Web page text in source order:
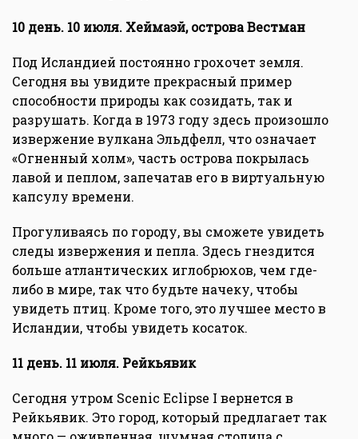
10 день. 10 июля. Хеймаэй, острова Вестман
Под Исландией постоянно грохочет земля.
Сегодня вы увидите прекрасный пример
способности природы как созидать, так и
разрушать. Когда в 1973 году здесь произошло
извержение вулкана Эльдфелл, что означает
«Огненный холм», часть острова покрылась
лавой и пеплом, запечатав его в виртуальную
капсулу времени.
Прогуливаясь по городу, вы сможете увидеть
следы извержения и пепла. Здесь гнездится
больше атлантических иглобрюхов, чем где-
либо в мире, так что будьте начеку, чтобы
увидеть птиц. Кроме того, это лучшее место в
Исландии, чтобы увидеть косаток.
11 день. 11 июля. Рейкьявик
Сегодня утром Scenic Eclipse I вернется в
Рейкьявик. Это город, который предлагает так